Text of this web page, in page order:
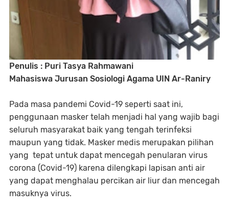
Penulis : Puri Tasya Rahmawani
Mahasiswa Jurusan Sosiologi Agama UIN Ar-Raniry
Pada masa pandemi Covid-19 seperti saat ini,
penggunaan masker telah menjadi hal yang wajib bagi
seluruh masyarakat baik yang tengah terinfeksi
maupun yang tidak. Masker medis merupakan pilihan
yang tepat untuk dapat mencegah penularan virus
corona (Covid-19) karena dilengkapi lapisan anti air
yang dapat menghalau percikan air liur dan mencegah
masuknya virus.